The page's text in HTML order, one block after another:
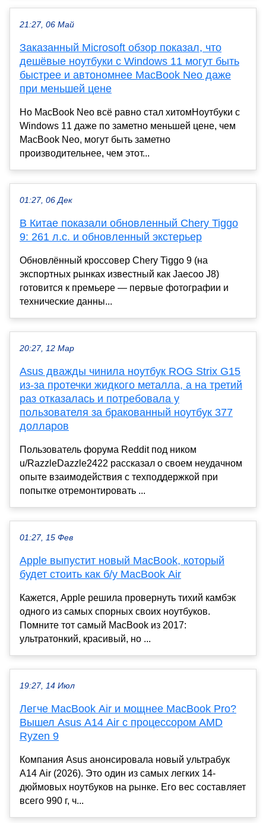
21:27, 06 Май
Заказанный Microsoft обзор показал, что
дешёвые ноутбуки с Windows 11 могут быть
быстрее и автономнее MacBook Neo даже
при меньшей цене
Но MacBook Neo всё равно стал хитомНоутбуки с
Windows 11 даже по заметно меньшей цене, чем
MacBook Neo, могут быть заметно
производительнее, чем этот...
01:27, 06 Дек
В Китае показали обновленный Chery Tiggo
9: 261 л.с. и обновленный экстерьер
Обновлённый кроссовер Chery Tiggo 9 (на
экспортных рынках известный как Jaecoo J8)
готовится к премьере — первые фотографии и
технические данны...
20:27, 12 Мар
Asus дважды чинила ноутбук ROG Strix G15
из-за протечки жидкого металла, а на третий
раз отказалась и потребовала у
пользователя за бракованный ноутбук 377
долларов
Пользователь форума Reddit под ником
u/RazzleDazzle2422 рассказал о своем неудачном
опыте взаимодействия с техподдержкой при
попытке отремонтировать ...
01:27, 15 Фев
Apple выпустит новый MacBook, который
будет стоить как б/у MacBook Air
Кажется, Apple решила провернуть тихий камбэк
одного из самых спорных своих ноутбуков.
Помните тот самый MacBook из 2017:
ультратонкий, красивый, но ...
19:27, 14 Июл
Легче MacBook Air и мощнее MacBook Pro?
Вышел Asus A14 Air с процессором AMD
Ryzen 9
Компания Asus анонсировала новый ультрабук
A14 Air (2026). Это один из самых легких 14-
дюймовых ноутбуков на рынке. Его вес составляет
всего 990 г, ч...